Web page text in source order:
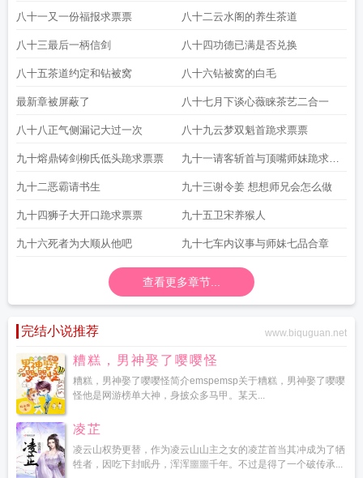
八十一又一份福报求票票 八十二云水阁的养生茶道
八十三最后一柄信剑 八十四功德已满是否兑换
八十五茶道约定和钻被窝 八十六钻被窝的白毛
最新章被屏蔽了 八十七月下谈心薇睐茶艺二合一
八十八正气侧漏记大过一次 八十九云梦双魁首跪求票票
九十熔鼎铸剑柳氏低头跪求票票 九十一请客斩首与顶嘴师妹跪求票
票
九十二恶霸请书生 九十三谢令姜 想想师兄会怎么做
九十四狮子大开口跪求票票 九十五卫宋养猴人
九十六死者为大顺从他吧 九十七车内议事与师妹七品合章
查看更多章节...
完结小说推荐 www.biquguan.net
糟糕，男神娶了嘤嘤怪
糟糕，男神娶了嘤嘤怪简介emspemsp关于糟糕，男神娶了嘤嘤
怪他是网游榜单大神，身披众多马甲。某天...
凌芷
凌云山权势更替，作为凌云山山主之女的凌芷首当其冲成为了牺
牲者，因吃下封眠丹，浑浑噩噩千年。不过是得了一个破传承...